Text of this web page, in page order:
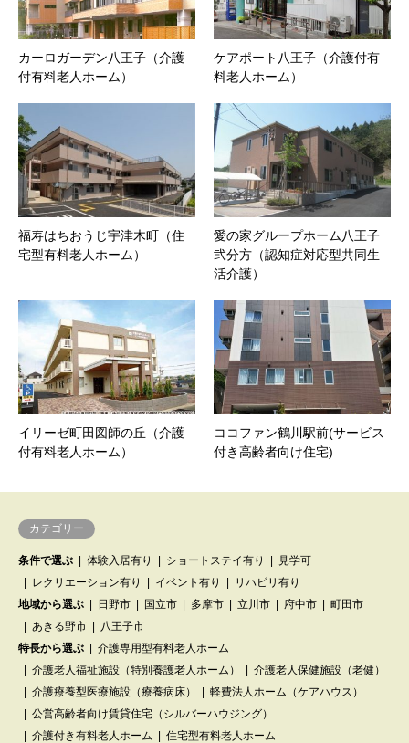
カーロガーデン八王子（介護
付有料老人ホーム）
ケアポート八王子（介護付有
料老人ホーム）
福寿はちおうじ宇津木町（住
宅型有料老人ホーム）
愛の家グループホーム八王子
弐分方（認知症対応型共同生
活介護）
イリーゼ町田図師の丘（介護
付有料老人ホーム）
ココファン鶴川駅前(サービス
付き高齢者向け住宅)
カテゴリー
条件で選ぶ 体験入居有り ショートステイ有り
見学可
レクリエーション有り
イベント有り
リハビリ有り
地域から選ぶ
日野市 国立市 多摩市 立川市 府中市
町田市
あきる野市
八王子市
特長から選ぶ
介護専用型有料老人ホーム
介護老人福祉施設（特別養護老人ホーム）
介護老人保健施設（老健）
介護療養型医療施設（療養病床）
軽費法人ホーム（ケアハウス）
公営高齢者向け賃貸住宅（シルバーハウジング）
介護付き有料老人ホーム
住宅型有料老人ホーム